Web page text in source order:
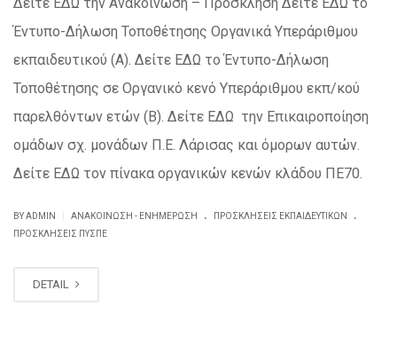
Έντυπο-Δήλωση Τοποθέτησης Οργανικά Υπεράριθμου
εκπαιδευτικού (Α). Δείτε ΕΔΩ το Έντυπο-Δήλωση
Τοποθέτησης σε Οργανικό κενό Υπεράριθμου εκπ/κού
παρελθόντων ετών (Β). Δείτε ΕΔΩ την Επικαιροποίηση
ομάδων σχ. μονάδων Π.Ε. Λάρισας και όμορων αυτών.
Δείτε ΕΔΩ τον πίνακα οργανικών κενών κλάδου ΠΕ70.
BY ADMIN ΑΝΑΚΟΊΝΩΣΗ - ΕΝΗΜΈΡΩΣΗ . ΠΡΟΣΚΛΗΣΕΙΣ ΕΚΠΑΙΔΕΥΤΙΚΏΝ .
ΠΡΟΣΚΛΉΣΕΙΣ ΠΥΣΠΕ
DETAIL